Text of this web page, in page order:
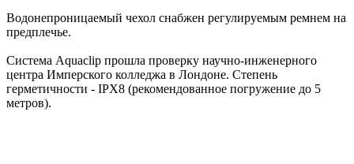
Водонепроницаемый чехол снабжен регулируемым ремнем на
предплечье.
Система Aquaclip прошла проверку научно-инженерного
центра Имперского колледжа в Лондоне. Степень
герметичности - IPX8 (рекомендованное погружение до 5
метров).